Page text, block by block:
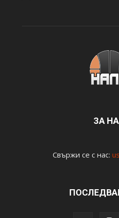
ЗА
Свържи се с нас: